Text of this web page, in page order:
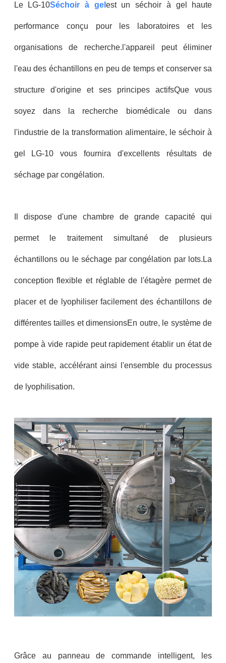
Le LG-10Séchoir à gel est un séchoir à gel haute
performance conçu pour les laboratoires et les
organisations de recherche.l'appareil peut éliminer
l'eau des échantillons en peu de temps et conserver sa
structure d'origine et ses principes actifsQue vous
soyez dans la recherche biomédicale ou dans
l'industrie de la transformation alimentaire, le séchoir à
gel LG-10 vous fournira d'excellents résultats de
séchage par congélation.
Il dispose d'une chambre de grande capacité qui
permet le traitement simultané de plusieurs
échantillons ou le séchage par congélation par lots.La
conception flexible et réglable de l'étagère permet de
placer et de lyophiliser facilement des échantillons de
différentes tailles et dimensionsEn outre, le système de
pompe à vide rapide peut rapidement établir un état de
vide stable, accélérant ainsi l'ensemble du processus
de lyophilisation.
Grâce au panneau de commande intelligent, les